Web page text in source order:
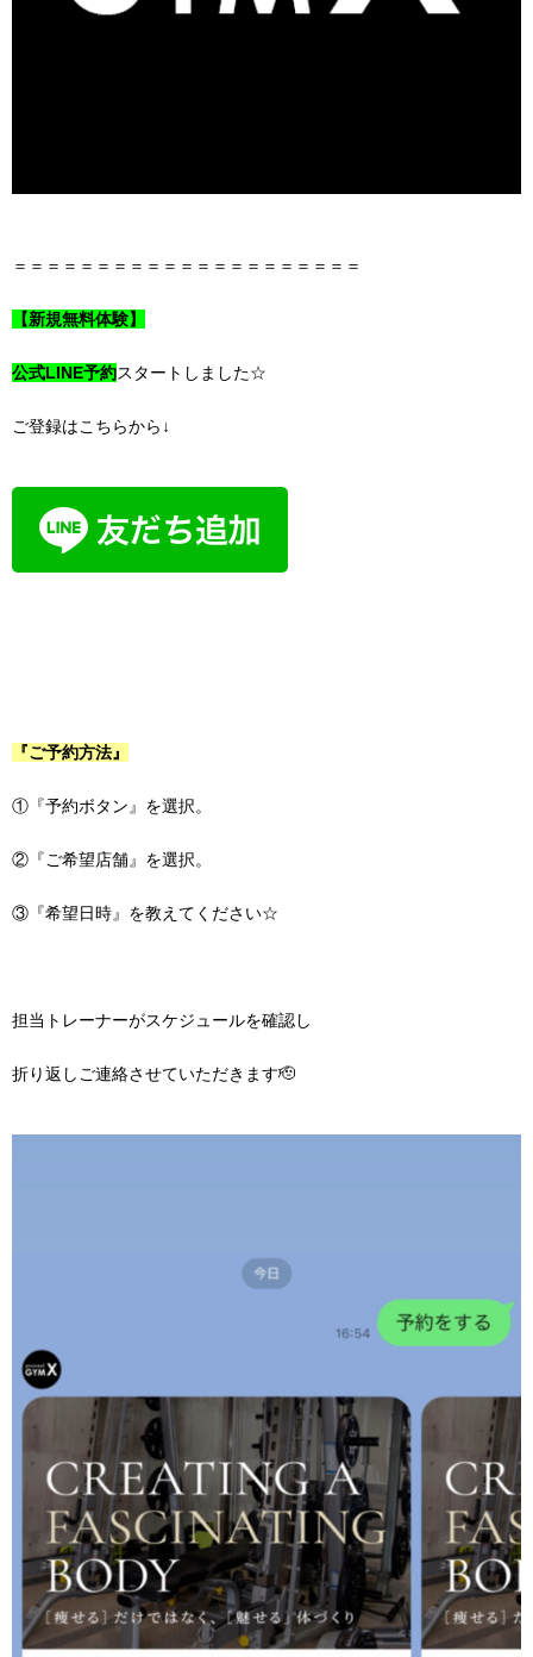
＝＝＝＝＝＝＝＝＝＝＝＝＝＝＝＝＝＝＝＝＝
【新規無料体験】
公式LINE予約スタートしました☆
ご登録はこちらから↓
『ご予約方法』
①『予約ボタン』を選択。
②『ご希望店舗』を選択。
③『希望日時』を教えてください☆
担当トレーナーがスケジュールを確認し
折り返しご連絡させていただきます🫡